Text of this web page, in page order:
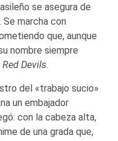
se asegura de
marcha con
que, aunque
nombre siempre
Red Devils.
del «trabajo sucio»
un embajador
con la cabeza alta,
de una grada que,